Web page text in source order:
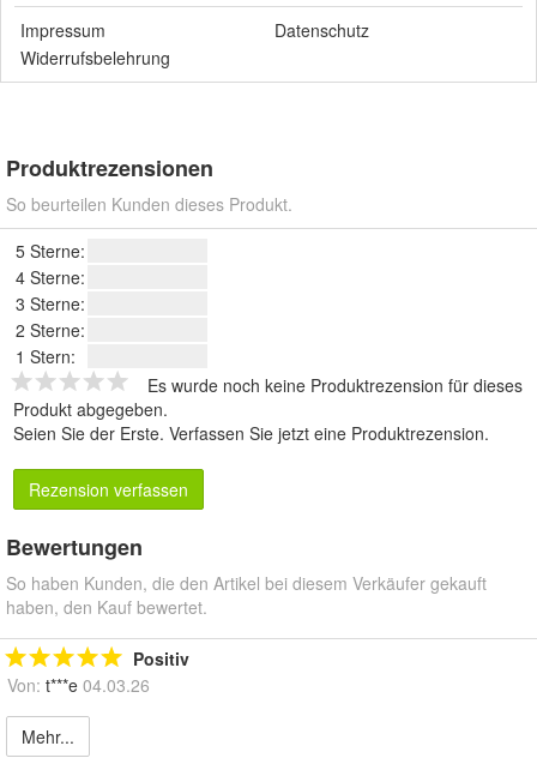
Impressum
Datenschutz
Widerrufsbelehrung
Produktrezensionen
So beurteilen Kunden dieses Produkt.
5 Sterne:
4 Sterne:
3 Sterne:
2 Sterne:
1 Stern:
Es wurde noch keine Produktrezension für dieses
Produkt abgegeben.
Seien Sie der Erste. Verfassen Sie jetzt eine Produktrezension.
Rezension verfassen
Bewertungen
So haben Kunden, die den Artikel bei diesem Verkäufer gekauft
haben, den Kauf bewertet.
Positiv
Von: t***e 04.03.26
Mehr...